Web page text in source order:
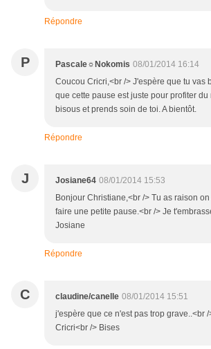
Répondre
P Pascale☼Nokomis 08/01/2014 16:14
Coucou Cricri,<br /> J'espère que tu vas
que cette pause est juste pour profiter du
bisous et prends soin de toi. A bientôt.
Répondre
J Josiane64 08/01/2014 15:53
Bonjour Christiane,<br /> Tu as raison
faire une petite pause.<br /> Je
Josiane
Répondre
C claudine/canelle 08/01/2014 15:51
j'espère que ce n'est pas trop grave..<br
Cricri<br /> Bises